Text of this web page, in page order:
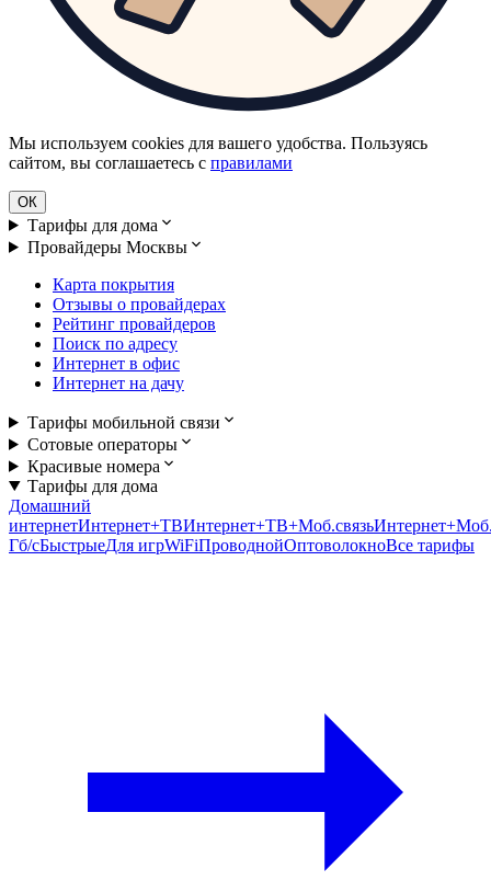
Мы используем cookies для вашего удобства. Пользуясь
сайтом, вы соглашаетесь с правилами
ОК
Тарифы для дома
Провайдеры Москвы
Карта покрытия
Отзывы о провайдерах
Рейтинг провайдеров
Поиск по адресу
Интернет в офис
Интернет на дачу
Тарифы мобильной связи
Сотовые операторы
Красивые номера
Тарифы для дома
Домашний
интернетИнтернет+ТВИнтернет+ТВ+Моб.связь
Гб/cБыстрыеДля игрWiFiПроводнойОптоволокноВсе тарифы